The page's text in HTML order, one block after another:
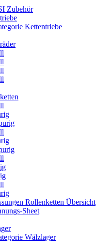
Zubehör
Kettentriebe
Rollenketten Übersicht
Sheet
Wälzlager